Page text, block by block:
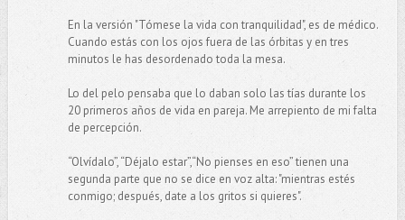
En la versión "Tómese la vida con tranquilidad", es de médico.
Cuando estás con los ojos fuera de las órbitas y en tres
minutos le has desordenado toda la mesa.
Lo del pelo pensaba que lo daban solo las tías durante los
20 primeros años de vida en pareja. Me arrepiento de mi falta
de percepción.
“Olvídalo”, “Déjalo estar”,“No pienses en eso” tienen una
segunda parte que no se dice en voz alta: "mientras estés
conmigo; después, date a los gritos si quieres".